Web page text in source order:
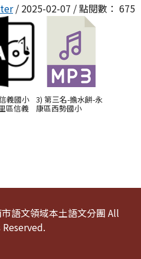
/ 2025-02-07 / 點閱數： 675
義國小
區信義
3) 第三名-擔水餅-永
康區西勢國小
語文領域本土語文分團 All